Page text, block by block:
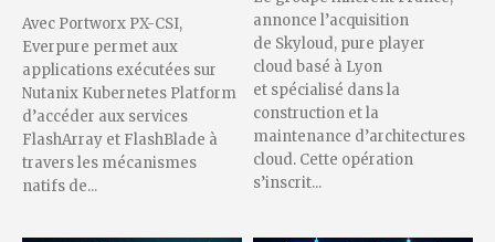
Avec Portworx PX-CSI,
Everpure permet aux
applications exécutées sur
Nutanix Kubernetes Platform
d’accéder aux services
FlashArray et FlashBlade à
travers les mécanismes
natifs de...
annonce l’acquisition
de Skyloud, pure player
cloud basé à Lyon
et spécialisé dans la
construction et la
maintenance d’architectures
cloud. Cette opération
s’inscrit...